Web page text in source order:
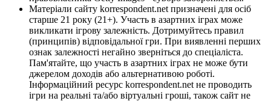
Матеріали сайту korrespondent.net призначені для осіб
старше 21 року (21+). Участь в азартних іграх може
викликати ігрову залежність. Дотримуйтесь правил
(принципів) відповідальної гри. При виявленні перших
ознак залежності негайно зверніться до спеціаліста.
Пам'ятайте, що участь в азартних іграх не може бути
джерелом доходів або альтернативою роботі.
Інформаційний ресурс korrespondent.net не проводить
ігри на реальні та/або віртуальні гроші, також сайт не